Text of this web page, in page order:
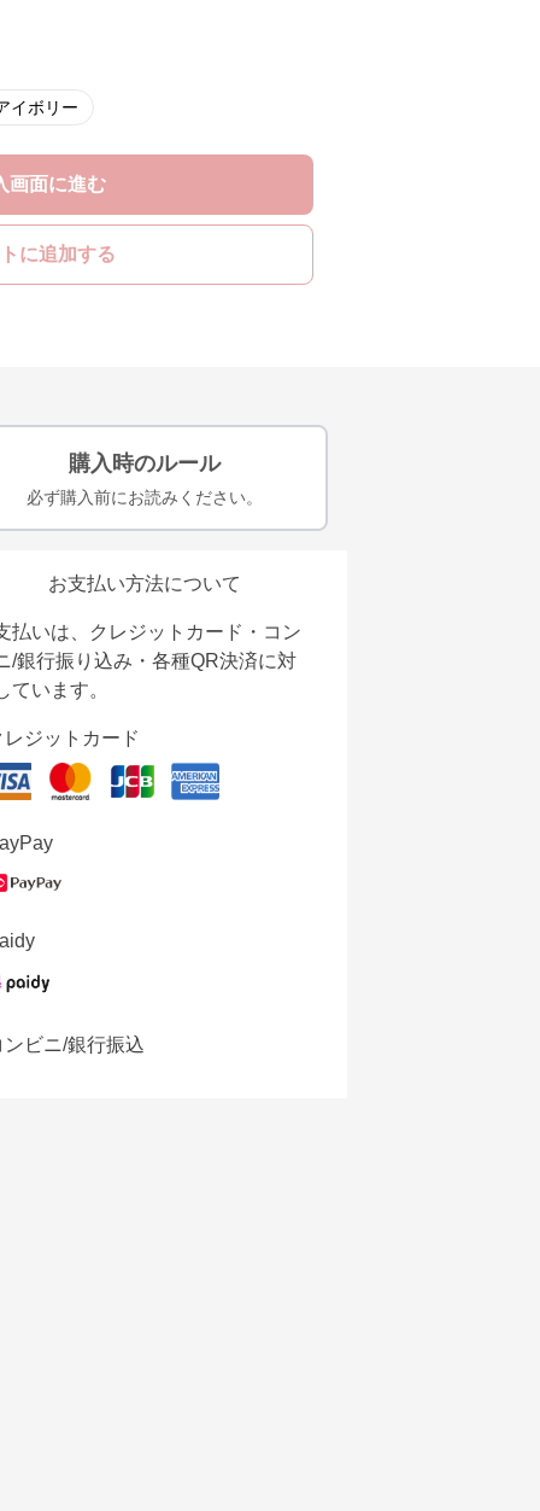
イボリー
画面に進む
に追加する
購入時のルール
必ず購入前にお読みください。
お支払い方法について
払いは、クレジットカード・コン
/銀行振り込み・各種QR決済に対
ています。
レジットカード
ンビニ/銀行振込